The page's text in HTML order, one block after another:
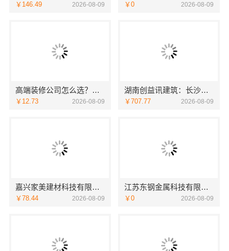
￥146.49 2026-08-09 ￥0 2026-08-09
高端装修公司怎么选？南京市创亿讯环保口碑好
￥12.73 2026-08-09
湖南创益讯建筑：长沙实力强的全案设计
￥707.77 2026-08-09
嘉兴家美建材科技有限公司南湖区装修家居专业服务
￥78.44 2026-08-09
江苏东钢金属科技有限公司本地全屋不锈钢定制生产商
￥0 2026-08-09